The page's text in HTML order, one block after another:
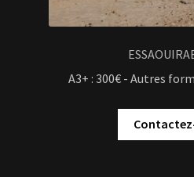
A3+ : 300€ - Autres